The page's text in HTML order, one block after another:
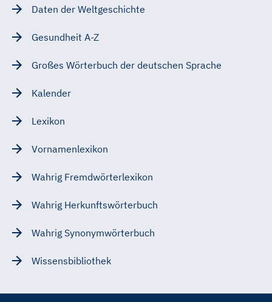
Daten der Weltgeschichte
Gesundheit A-Z
Großes Wörterbuch der deutschen Sprache
Kalender
Lexikon
Vornamenlexikon
Wahrig Fremdwörterlexikon
Wahrig Herkunftswörterbuch
Wahrig Synonymwörterbuch
Wissensbibliothek